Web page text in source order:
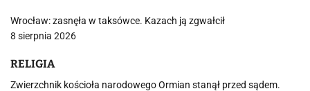
Wrocław: zasnęła w taksówce. Kazach ją zgwałcił
8 sierpnia 2026
RELIGIA
Zwierzchnik kościoła narodowego Ormian stanął przed sądem.